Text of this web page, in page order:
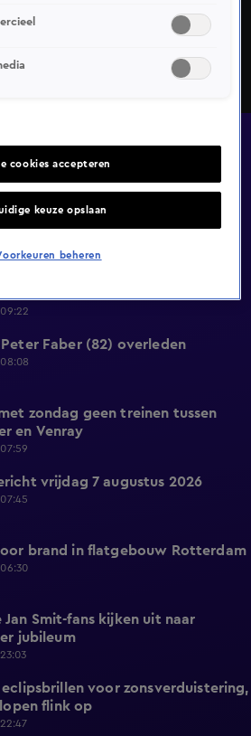
hun wapens in Tiel na een
die met een pistool zwaaide.
bleek het om een nepwapen
de risico’s van dit soort acties.
Faber (82) overleden
zondag geen treinen tussen
en Venray
vrijdag 7 augustus 2026
brand in flatgebouw Rotterdam
Jan Smit-fans kijken uit naar
jubileum
eclipsbrillen voor zonsverduistering,
flink op
cookies accepteren
keuze opslaan
beheren